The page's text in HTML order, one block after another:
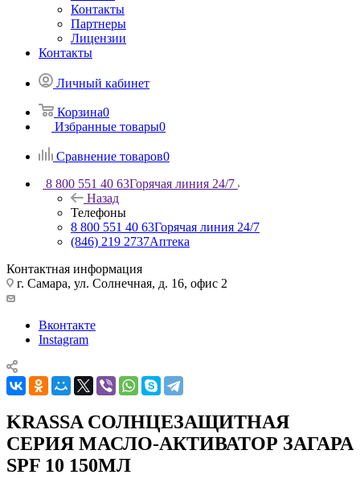
Контакты
Партнеры
Лицензии
Контакты
Личный кабинет
Корзина0
Избранные товары0
Сравнение товаров0
8 800 551 40 63Горячая линия 24/7
Назад
Телефоны
8 800 551 40 63Горячая линия 24/7
(846) 219 2737Аптека
Контактная информация
г. Самара, ул. Солнечная, д. 16, офис 2
Вконтакте
Instagram
KRASSA СОЛНЦЕЗАЩИТНАЯ
СЕРИЯ МАСЛО-АКТИВАТОР ЗАГАРА
SPF 10 150МЛ